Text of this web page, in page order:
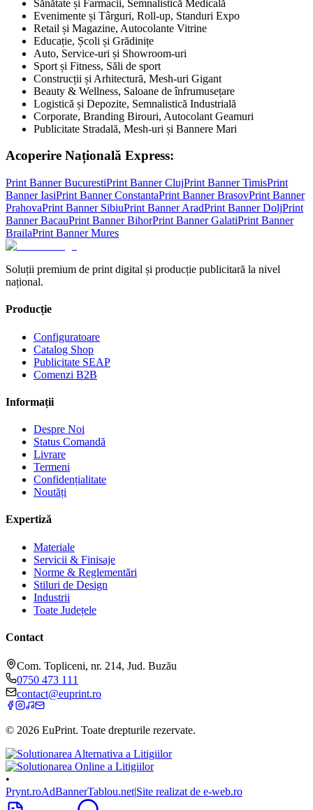
Sănătate și Farmacii, Semnalistică Medicală
Evenimente și Târguri, Roll-up, Standuri Expo
Retail și Magazine, Autocolante Vitrine
Educație, Școli și Grădinițe
Auto, Service-uri și Showroom-uri
Sport și Fitness, Săli de sport
Construcții și Arhitectură, Mesh-uri Gigant
Beauty & Wellness, Saloane de înfrumusețare
Logistică și Depozite, Semnalistică Industrială
Corporate, Branding Birouri, Autocolant Geamuri
Publicitate Stradală, Mesh-uri și Bannere Mari
Acoperire Națională Express:
Print BannerBucurestiPrint BannerClujPrint BannerTimisPrint
BannerIasiPrint BannerConstantaPrint BannerBrasovPrint Banner
PrahovaPrint Banner SibiuPrint BannerAradPrint BannerDoljPrint
BannerBacauPrint BannerBihorPrint BannerGalatiPrint Banner
BrailaPrint BannerMures
Soluții premium de print digital și producție publicitară la nivel
național.
Producție
Configuratoare
Catalog Shop
Publicitate SEAP
Comenzi B2B
Informații
Despre Noi
Status Comandă
Livrare
Termeni
Confidențialitate
Noutăți
Expertiză
Materiale
Servicii & Finisaje
Norme & Reglementări
Stiluri de Design
Industrii
Toate Județele
Contact
Com. Topliceni, nr. 214, Jud. Buzău
0750 473 111
contact@euprint.ro
© 2026 EuPrint. Toate drepturile rezervate.
•
Prynt.roAdBannerTablou.net|Site realizat de e-web.ro